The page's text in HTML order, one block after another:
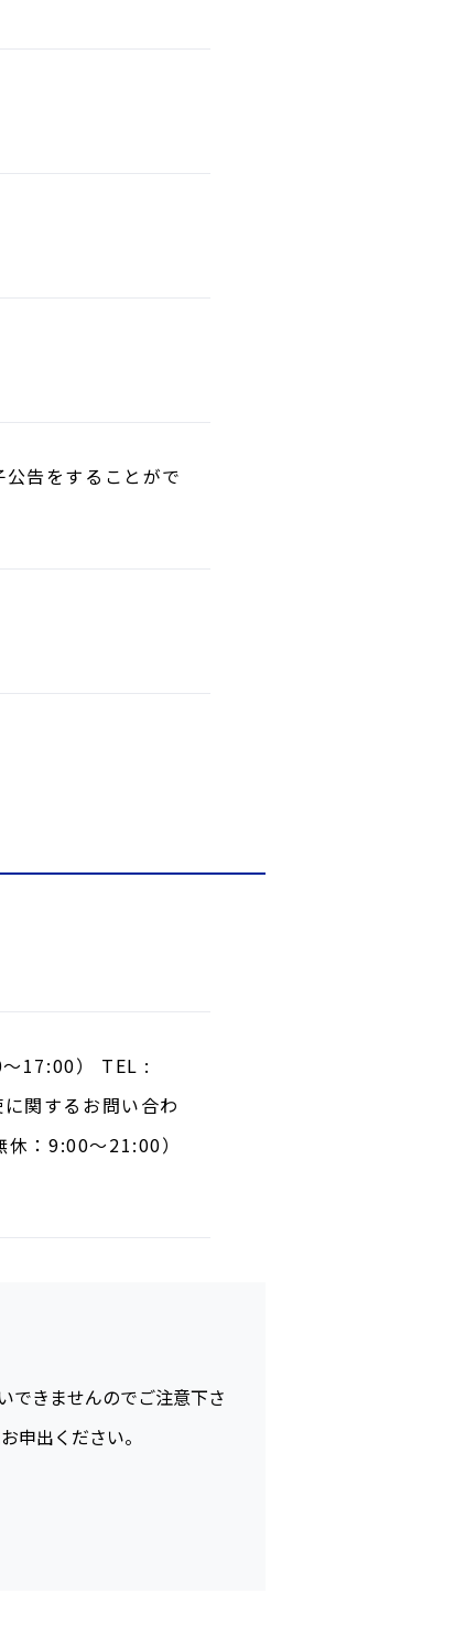
告をすることがで
17:00） TEL :
関するお問い合わ
：9:00～21:00）
できませんのでご注意下さ
申出ください。